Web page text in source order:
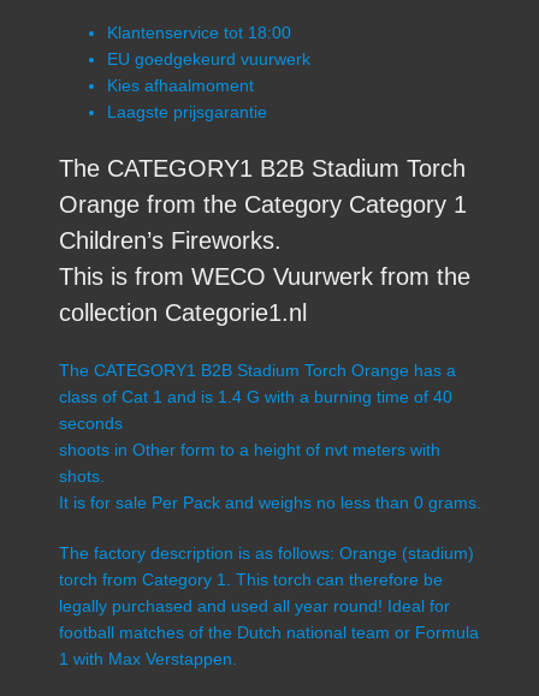
Klantenservice tot 18:00
EU goedgekeurd vuurwerk
Kies afhaalmoment
Laagste prijsgarantie
The CATEGORY1 B2B Stadium Torch
Orange from the Category Category 1
Children’s Fireworks.
This is from WECO Vuurwerk from the
collection Categorie1.nl
The CATEGORY1 B2B Stadium Torch Orange has a
class of Cat 1 and is 1.4 G with a burning time of 40
seconds
shoots in Other form to a height of nvt meters with
shots.
It is for sale Per Pack and weighs no less than 0 grams.
The factory description is as follows: Orange (stadium)
torch from Category 1. This torch can therefore be
legally purchased and used all year round! Ideal for
football matches of the Dutch national team or Formula
1 with Max Verstappen.